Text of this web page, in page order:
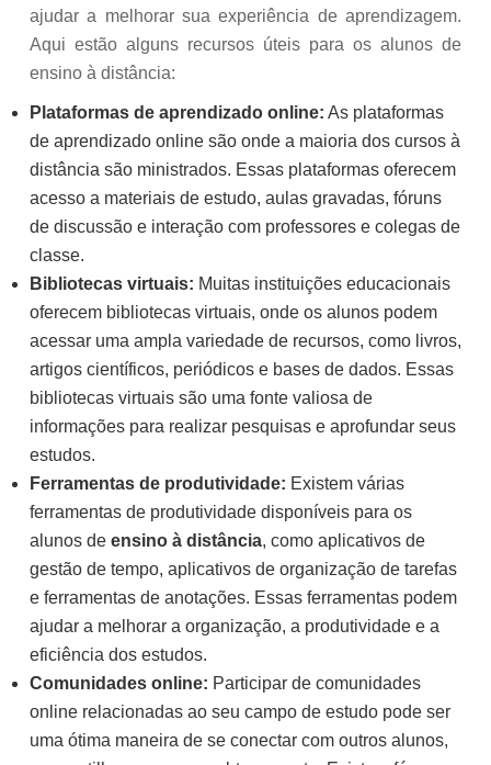
ajudar a melhorar sua experiência de aprendizagem.
Aqui estão alguns recursos úteis para os alunos de
ensino à distância:
Plataformas de aprendizado online: As plataformas
de aprendizado online são onde a maioria dos cursos à
distância são ministrados. Essas plataformas oferecem
acesso a materiais de estudo, aulas gravadas, fóruns
de discussão e interação com professores e colegas de
classe.
Bibliotecas virtuais: Muitas instituições educacionais
oferecem bibliotecas virtuais, onde os alunos podem
acessar uma ampla variedade de recursos, como livros,
artigos científicos, periódicos e bases de dados. Essas
bibliotecas virtuais são uma fonte valiosa de
informações para realizar pesquisas e aprofundar seus
estudos.
Ferramentas de produtividade: Existem várias
ferramentas de produtividade disponíveis para os
alunos de ensino à distância, como aplicativos de
gestão de tempo, aplicativos de organização de tarefas
e ferramentas de anotações. Essas ferramentas podem
ajudar a melhorar a organização, a produtividade e a
eficiência dos estudos.
Comunidades online: Participar de comunidades
online relacionadas ao seu campo de estudo pode ser
uma ótima maneira de se conectar com outros alunos,